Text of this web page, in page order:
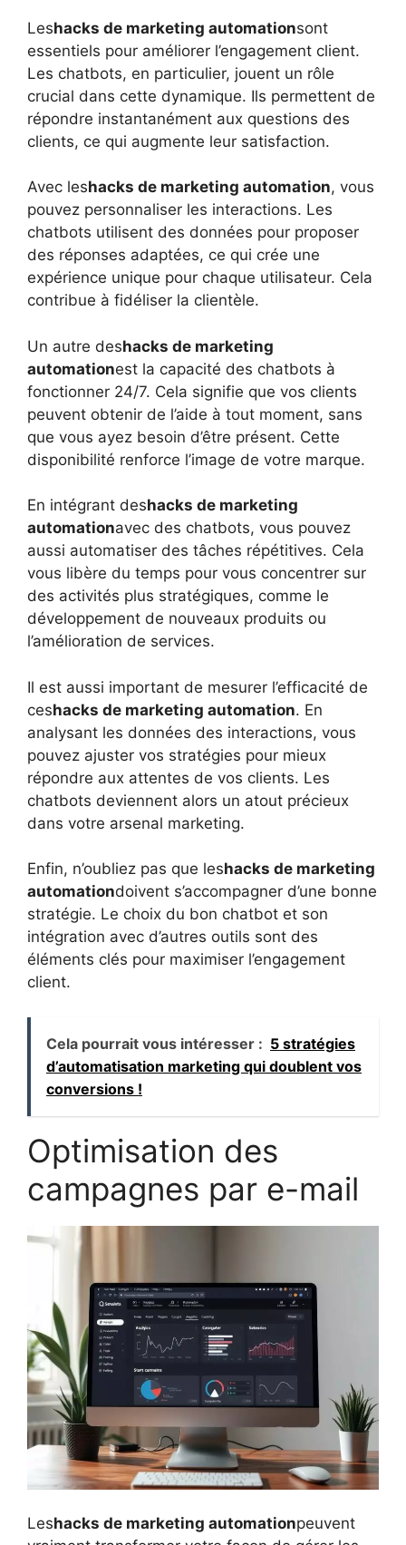
Leshacks de marketing automationsont
essentiels pour améliorer l’engagement client.
Les chatbots, en particulier, jouent un rôle
crucial dans cette dynamique. Ils permettent de
répondre instantanément aux questions des
clients, ce qui augmente leur satisfaction.
Avec leshacks de marketing automation, vous
pouvez personnaliser les interactions. Les
chatbots utilisent des données pour proposer
des réponses adaptées, ce qui crée une
expérience unique pour chaque utilisateur. Cela
contribue à fidéliser la clientèle.
Un autre deshacks de marketing
automationest la capacité des chatbots à
fonctionner 24/7. Cela signifie que vos clients
peuvent obtenir de l’aide à tout moment, sans
que vous ayez besoin d’être présent. Cette
disponibilité renforce l’image de votre marque.
En intégrant deshacks de marketing
automationavec des chatbots, vous pouvez
aussi automatiser des tâches répétitives. Cela
vous libère du temps pour vous concentrer sur
des activités plus stratégiques, comme le
développement de nouveaux produits ou
l’amélioration de services.
Il est aussi important de mesurer l’efficacité de
ceshacks de marketing automation. En
analysant les données des interactions, vous
pouvez ajuster vos stratégies pour mieux
répondre aux attentes de vos clients. Les
chatbots deviennent alors un atout précieux
dans votre arsenal marketing.
Enfin, n’oubliez pas que leshacks de marketing
automationdoivent s’accompagner d’une bonne
stratégie. Le choix du bon chatbot et son
intégration avec d’autres outils sont des
éléments clés pour maximiser l’engagement
client.
Cela pourrait vous intéresser : 5 stratégies
d’automatisation marketing qui doublent vos
conversions !
Optimisation des
campagnes par e-mail
Leshacks de marketing automationpeuvent